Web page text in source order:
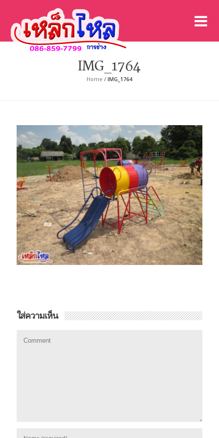
IMG_1764
Home /IMG_1764
ใส่ความเห็น